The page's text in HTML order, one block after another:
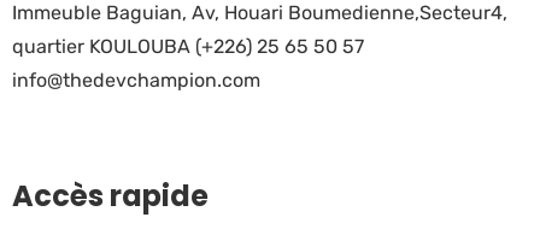
Immeuble Baguian, Av, Houari Boumedienne,Secteur4,
quartier KOULOUBA (+226) 25 65 50 57
info@thedevchampion.com
Accès rapide